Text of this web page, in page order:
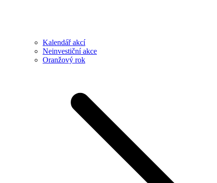
Kalendář akcí
Neinvestiční akce
Oranžový rok